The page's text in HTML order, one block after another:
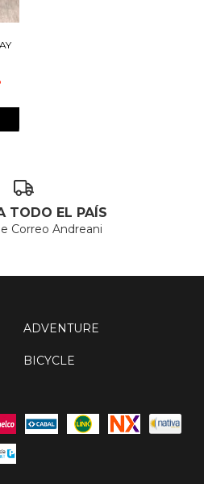
TODO EL PAÍS
Correo Andreani
ADVENTURE
BICYCLE